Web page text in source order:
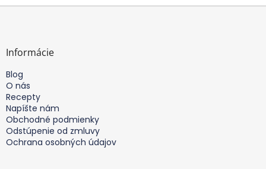
Z
Informácie
Blog
O nás
Recepty
Napíšte nám
Obchodné podmienky
Odstúpenie od zmluvy
Ochrana osobných údajov